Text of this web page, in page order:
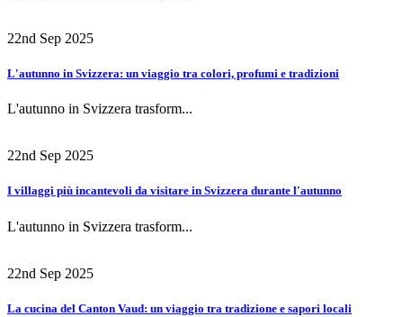
22nd Sep 2025
L'autunno in Svizzera: un viaggio tra colori, profumi e tradizioni
L'autunno in Svizzera trasform...
22nd Sep 2025
I villaggi più incantevoli da visitare in Svizzera durante l'autunno
L'autunno in Svizzera trasform...
22nd Sep 2025
La cucina del Canton Vaud: un viaggio tra tradizione e sapori locali